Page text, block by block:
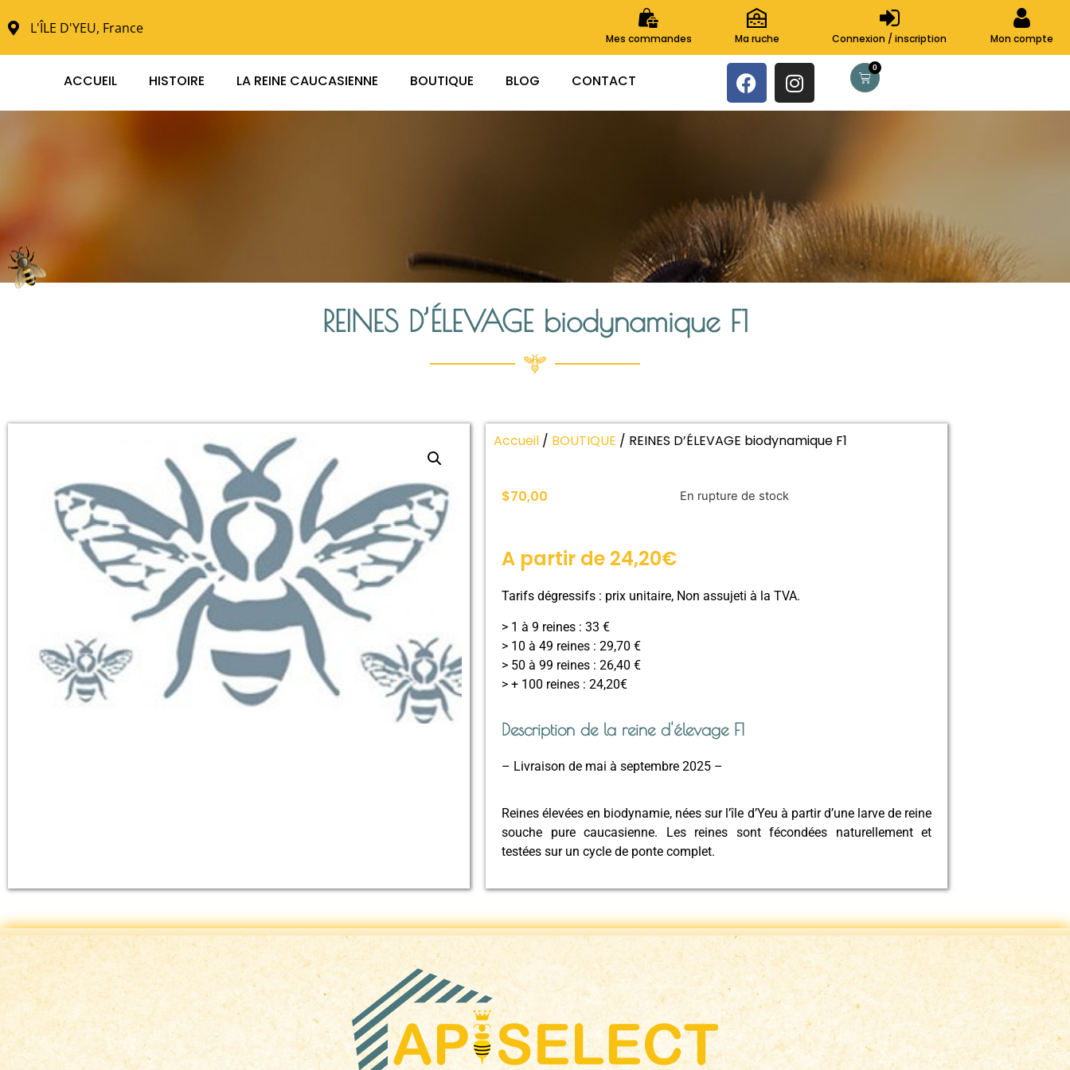
L'ÎLE D'YEU, France
Mes commandes Ma ruche Connexion / inscription Mon compte
ACCUEIL HISTOIRE LA REINE CAUCASIENNE BOUTIQUE BLOG CONTACT
0
REINES D’ÉLEVAGE biodynamique F1
Accueil / BOUTIQUE / REINES D’ÉLEVAGE biodynamique F1
$70,00 En rupture de stock
A partir de 24,20€
Tarifs dégressifs : prix unitaire, Non assujeti à la TVA.
> 1 à 9 reines : 33 €
> 10 à 49 reines : 29,70 €
> 50 à 99 reines : 26,40 €
> + 100 reines : 24,20€
Description de la reine d'élevage F1
– Livraison de mai à septembre 2025 –
Reines élevées en biodynamie, nées sur l’île d’Yeu à partir d’une larve de reine
souche pure caucasienne. Les reines sont fécondées naturellement et
testées sur un cycle de ponte complet.